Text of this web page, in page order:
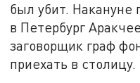
был убит. Накануне
в Петербург
заговорщик граф
приехать в столицу.